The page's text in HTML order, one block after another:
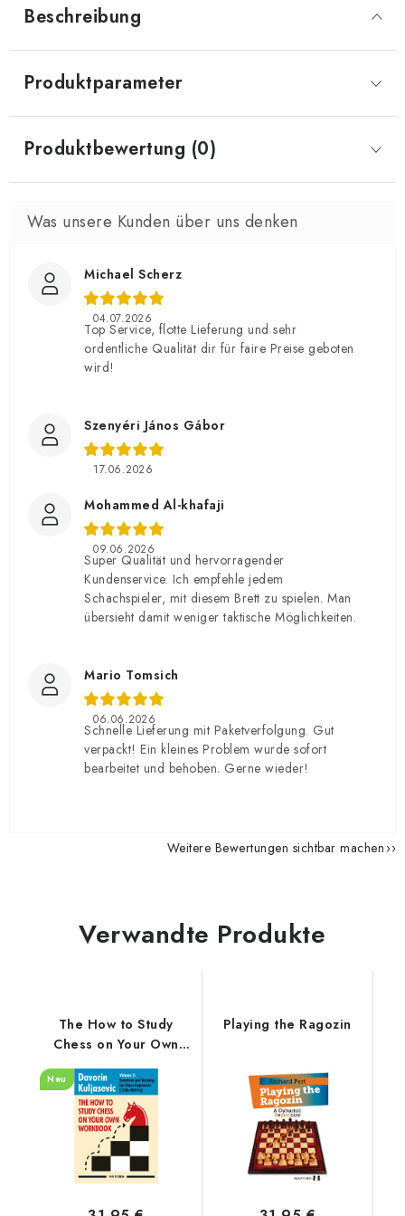
Beschreibung
Produktparameter
Produktbewertung (0)
Michael Scherz
04.07.2026
Top Service, flotte Lieferung und sehr
ordentliche Qualität dir für faire Preise geboten
wird!
Szenyéri János Gábor
17.06.2026
Mohammed Al-khafaji
09.06.2026
Super Qualität und hervorragender
Kundenservice. Ich empfehle jedem
Schachspieler, mit diesem Brett zu spielen. Man
übersieht damit weniger taktische Möglichkeiten.
Mario Tomsich
06.06.2026
Schnelle Lieferung mit Paketverfolgung. Gut
verpackt! Ein kleines Problem wurde sofort
bearbeitet und behoben. Gerne wieder!
Weitere Bewertungen sichtbar machen
Verwandte Produkte
The How to Study
Chess on Your Own
Workbook Volume 2
Neu
Playing the Ragozin